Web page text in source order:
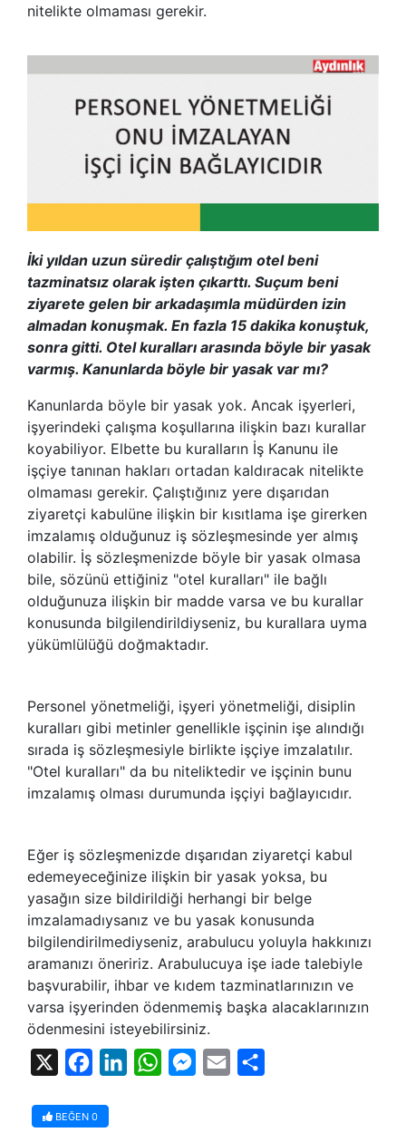
nitelikte olmaması gerekir.
İki yıldan uzun süredir çalıştığım otel beni
tazminatsız olarak işten çıkarttı. Suçum beni
ziyarete gelen bir arkadaşımla müdürden izin
almadan konuşmak. En fazla 15 dakika konuştuk,
sonra gitti. Otel kuralları arasında böyle bir yasak
varmış. Kanunlarda böyle bir yasak var mı?
Kanunlarda böyle bir yasak yok. Ancak işyerleri,
işyerindeki çalışma koşullarına ilişkin bazı kurallar
koyabiliyor. Elbette bu kuralların İş Kanunu ile
işçiye tanınan hakları ortadan kaldıracak nitelikte
olmaması gerekir. Çalıştığınız yere dışarıdan
ziyaretçi kabulüne ilişkin bir kısıtlama işe girerken
imzalamış olduğunuz iş sözleşmesinde yer almış
olabilir. İş sözleşmenizde böyle bir yasak olmasa
bile, sözünü ettiğiniz "otel kuralları" ile bağlı
olduğunuza ilişkin bir madde varsa ve bu kurallar
konusunda bilgilendirildiyseniz, bu kurallara uyma
yükümlülüğü doğmaktadır.
Personel yönetmeliği, işyeri yönetmeliği, disiplin
kuralları gibi metinler genellikle işçinin işe alındığı
sırada iş sözleşmesiyle birlikte işçiye imzalatılır.
"Otel kuralları" da bu niteliktedir ve işçinin bunu
imzalamış olması durumunda işçiyi bağlayıcıdır.
Eğer iş sözleşmenizde dışarıdan ziyaretçi kabul
edemeyeceğinize ilişkin bir yasak yoksa, bu
yasağın size bildirildiği herhangi bir belge
imzalamadıysanız ve bu yasak konusunda
bilgilendirilmediyseniz, arabulucu yoluyla hakkınızı
aramanızı öneririz. Arabulucuya işe iade talebiyle
başvurabilir, ihbar ve kıdem tazminatlarınızın ve
varsa işyerinden ödenmemiş başka alacaklarınızın
ödenmesini isteyebilirsiniz.
FacebookLinkedInWhatsAppMessenger
Email
BEĞEN 0